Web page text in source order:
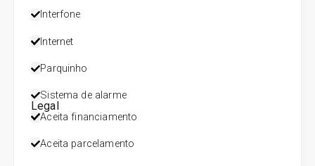
Interfone
Internet
Parquinho
Sistema de alarme
Legal
Aceita financiamento
Aceita parcelamento